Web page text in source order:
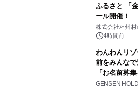
ふるさと 「
ール開催！
株式会社相州村
4時間前
わんわんリ
前をみんな
「お名前募
(土)より開催
GENSEN